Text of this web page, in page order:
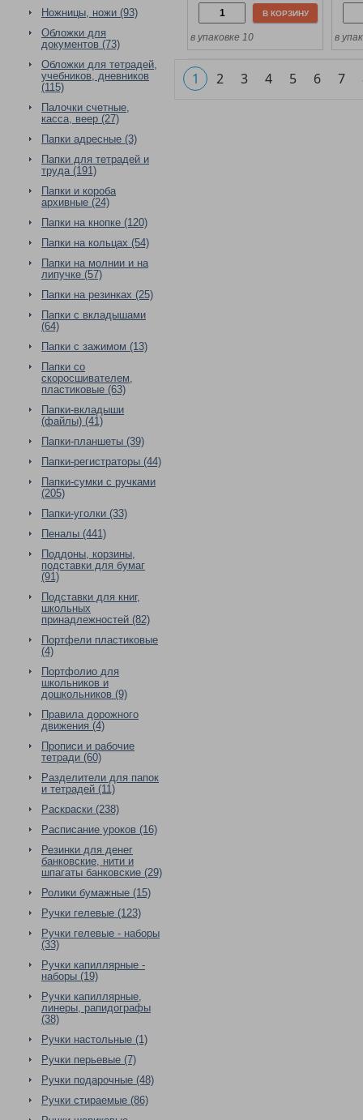
Ножницы, ножи (93)
Обложки для
документов (73)
Обложки для тетрадей,
учебников, дневников
(115)
Палочки счетные,
касса, веер (27)
Папки адресные (3)
Папки для тетрадей и
труда (191)
Папки и короба
архивные (24)
Папки на кнопке (120)
Папки на кольцах (54)
Папки на молнии и на
липучке (57)
Папки на резинках (25)
Папки с вкладышами
(64)
Папки с зажимом (13)
Папки со
скоросшивателем,
пластиковые (63)
Папки-вкладыши
(файлы) (41)
Папки-планшеты (39)
Папки-регистраторы (44)
Папки-сумки с ручками
(205)
Папки-уголки (33)
Пеналы (441)
Поддоны, корзины,
подставки для бумаг
(91)
Подставки для книг,
школьных
принадлежностей (82)
Портфели пластиковые
(4)
Портфолио для
школьников и
дошкольников (9)
Правила дорожного
движения (4)
Прописи и рабочие
тетради (60)
Разделители для папок
и тетрадей (11)
Раскраски (238)
Расписание уроков (16)
Резинки для денег
банковские, нити и
шпагаты банковские (29)
Ролики бумажные (15)
Ручки гелевые (123)
Ручки гелевые - наборы
(33)
Ручки капиллярные -
наборы (19)
Ручки капиллярные,
линеры, рапидографы
(38)
Ручки настольные (1)
Ручки перьевые (7)
Ручки подарочные (48)
Ручки стираемые (86)
В КОРЗИНУ
в упаковке 10 в
1 2 3 4 5 6 7